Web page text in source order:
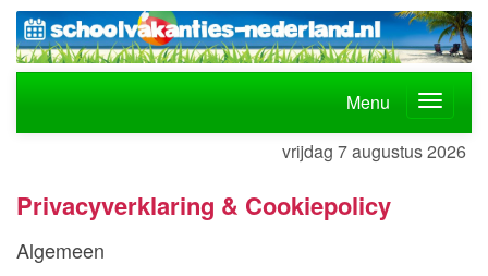
Menu
vrijdag 7 augustus 2026
Privacyverklaring & Cookiepolicy
Algemeen